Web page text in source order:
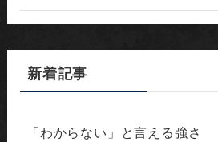
新着記事
「わからない」と言える強さ